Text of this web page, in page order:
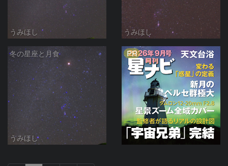
うみほし うみほし
冬の星座と月食
うみほし
PR